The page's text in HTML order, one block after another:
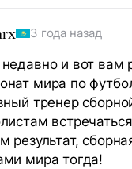
3 года назад
и вот вам
мира по
тренер
результат,
мира тогда!